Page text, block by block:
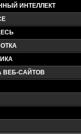
ИНТЕЛЛЕКТ
ВЕБ-САЙТОВ